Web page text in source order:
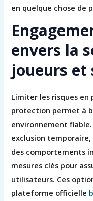
en quelque chose de
envers la
joueurs
Limiter les risques en
protection permet à
environnement
exclusion
des comportements
mesures clés pour
utilisateurs. Ces
plateforme officielle